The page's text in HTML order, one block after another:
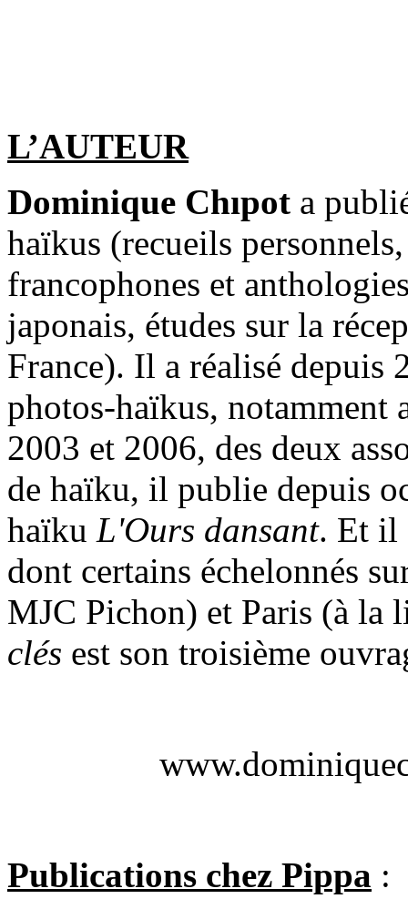
L’AUTEUR
Dominique Chıpot a
haïkus (recueils
francophones et
japonais, études sur la
France). Il a réalisé depuis
photos-haïkus, notamment
2003 et 2006, des deux
de haïku, il publie depuis
haïku L'Ours dansant. Et il
dont certains échelonnés
MJC Pichon) et Paris (à la
clés est son troisième
Publications chez Pippa :